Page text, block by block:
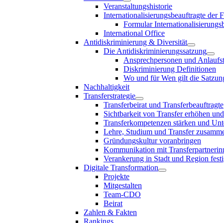
Veranstaltungshistorie
Internationalisierungsbeauftragte der
Formular
International Office
Antidiskriminierung & Diversität
Die Antidiskriminierungssatzung
Ansprechpersonen und
Diskriminierung Definitionen
Wo und für Wen gilt die
Nachhaltigkeit
Transferstrategie
Transferbeirat und Transferbeauftragte
Sichtbarkeit von Transfer erhöhen
Transferkompetenzen stärken und
Lehre, Studium und Transfer
Gründungskultur voranbringen
Kommunikation mit
Verankerung in Stadt und Region
Digitale Transformation
Projekte
Mitgestalten
Team-CDO
Beirat
Zahlen & Fakten
Rankings